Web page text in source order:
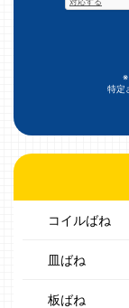
※
特定
コイルばね
皿ばね
板ばね